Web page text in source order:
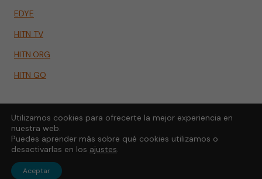
EDYE
HITN TV
HITN.ORG
HITN GO
Utilizamos cookies para ofrecerte la mejor experiencia en
nuestra web.
Puedes aprender más sobre qué cookies utilizamos o
desactivarlas en los ajustes.
Aceptar